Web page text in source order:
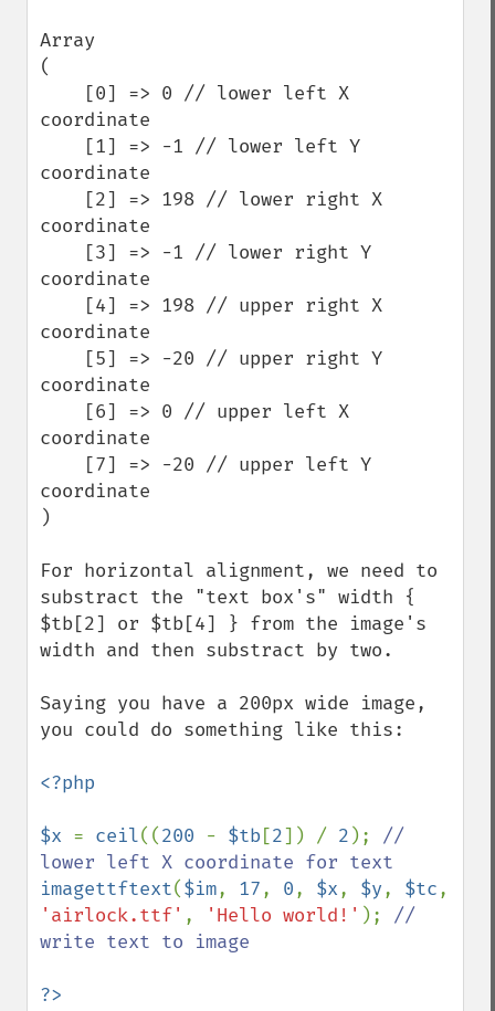
Array
(
coordinate
coordinate
coordinate
coordinate
coordinate
coordinate
coordinate
coordinate
)
For horizontal alignment, we need to
substract the "text box's" width {
$tb[2] or $tb[4] } from the image's
width and then substract by two.
Saying you have a 200px wide image,
you could do something like this:
<?php
$x = ceil((200 - $tb[2]) / 2 ); //
imagettftext($im, 17, 0, $x, $y, $tc
'airlock.ttf' , 'Hello world!' ); //
write text to image